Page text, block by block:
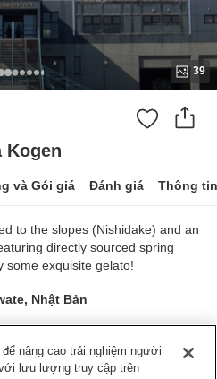
39
Kogen
và Gói giá Đánh giá Thông
to the slopes (Nishidake) and an
directly sourced spring
some exquisite gelato!
Nhật Bản
nâng cao trải nghiệm người
lưu lượng truy cập trên